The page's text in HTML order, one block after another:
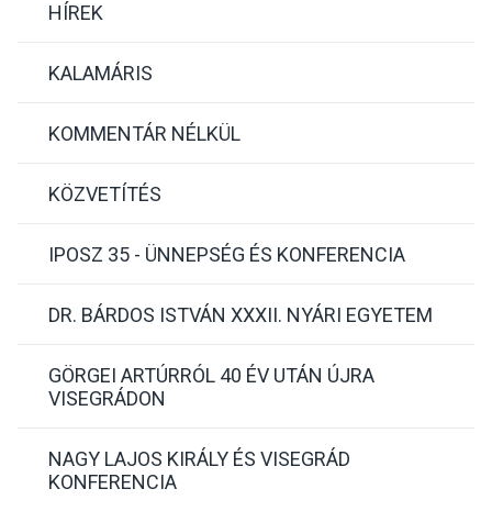
HÍREK
KALAMÁRIS
KOMMENTÁR NÉLKÜL
KÖZVETÍTÉS
IPOSZ 35 - ÜNNEPSÉG ÉS KONFERENCIA
DR. BÁRDOS ISTVÁN XXXII. NYÁRI EGYETEM
GÖRGEI ARTÚRRÓL 40 ÉV UTÁN ÚJRA
VISEGRÁDON
NAGY LAJOS KIRÁLY ÉS VISEGRÁD
KONFERENCIA